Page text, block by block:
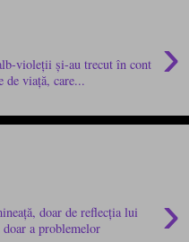
›
violeții și-au trecut în cont
viață, care...
›
doar de reflecția lui
a problemelor